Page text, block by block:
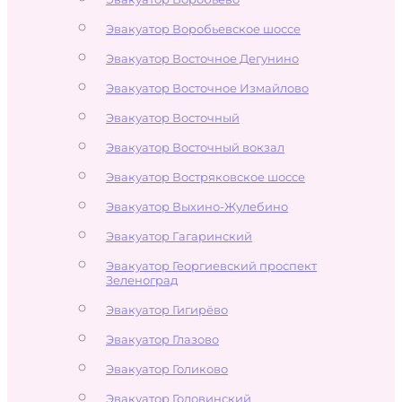
Эвакуатор Воробьевское шоссе
Эвакуатор Восточное Дегунино
Эвакуатор Восточное Измайлово
Эвакуатор Восточный
Эвакуатор Восточный вокзал
Эвакуатор Востряковское шоссе
Эвакуатор Выхино-Жулебино
Эвакуатор Гагаринский
Эвакуатор Георгиевский проспект
Зеленоград
Эвакуатор Гигирёво
Эвакуатор Глазово
Эвакуатор Голиково
Эвакуатор Головинский